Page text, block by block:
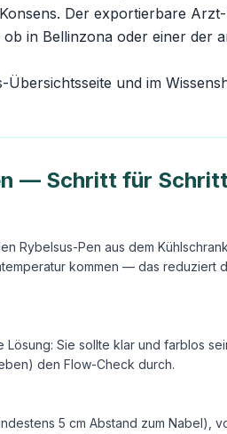
Der exportierbare
in Bellinzona oder einer der
Übersichtsseite und im
— Schritt für
Rybelsus-Pen aus dem
kommen — das reduziert
Lösung: Sie sollte klar und farblos
den Flow-Check durch.
5 cm Abstand zum Nabel),